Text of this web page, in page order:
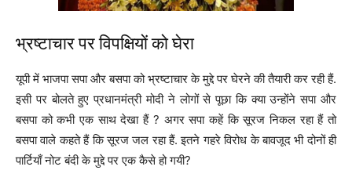
भ्रष्टाचार पर विपक्षियों को घेरा
यूपी में भाजपा सपा और बसपा को भ्रष्टाचार के मुद्दे पर घेरने की तैयारी कर रही हैं.
इसी पर बोलते हुए प्रधानमंत्री मोदी ने लोगों से पूछा कि क्या उन्होंने सपा और
बसपा को कभी एक साथ देखा हैं ? अगर सपा कहें कि सूरज निकल रहा हैं तो
बसपा वाले कहते हैं कि सूरज जल रहा हैं. इतने गहरे विरोध के बावजूद भी दोनों ही
पार्टियाँ नोट बंदी के मुद्दे पर एक कैसे हो गयी?